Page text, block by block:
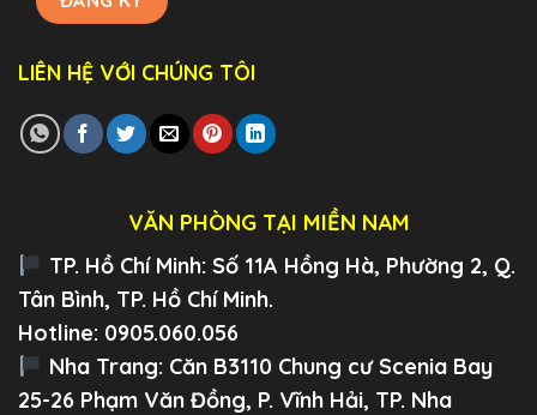
LIÊN HỆ VỚI CHÚNG TÔI
VĂN PHÒNG TẠI MIỀN NAM
TP. Hồ Chí Minh: Số 11A Hồng Hà, Phường 2, Q.
Tân Bình, TP. Hồ Chí Minh.
Hotline: 0905.060.056
Nha Trang: Căn B3110 Chung cư Scenia Bay
25-26 Phạm Văn Đồng, P. Vĩnh Hải, TP. Nha